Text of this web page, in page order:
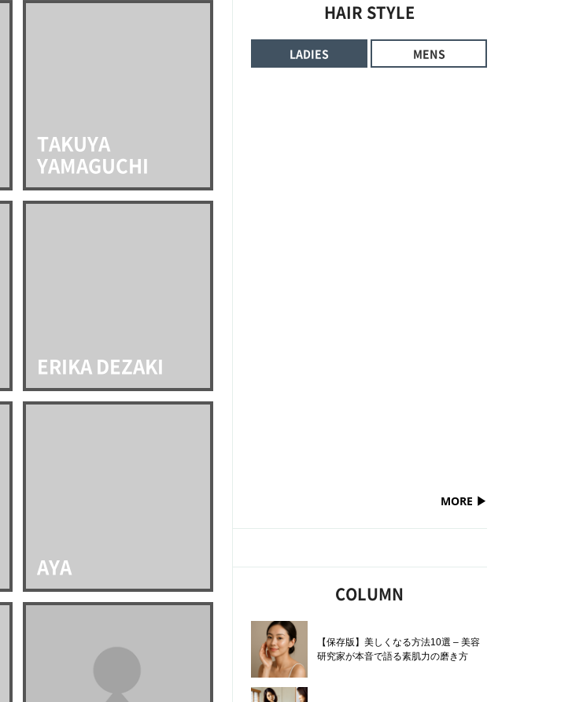
TAKUYA
YAMAGUCHI
ERIKA DEZAKI
AYA
saitou masatoshi
HAIR STYLE UP
HAIR STYLE
LADIES MENS
MORE ▶
COLUMN
【保存版】美しくなる方法10選 – 美容
研究家が本音で語る素肌力の磨き方